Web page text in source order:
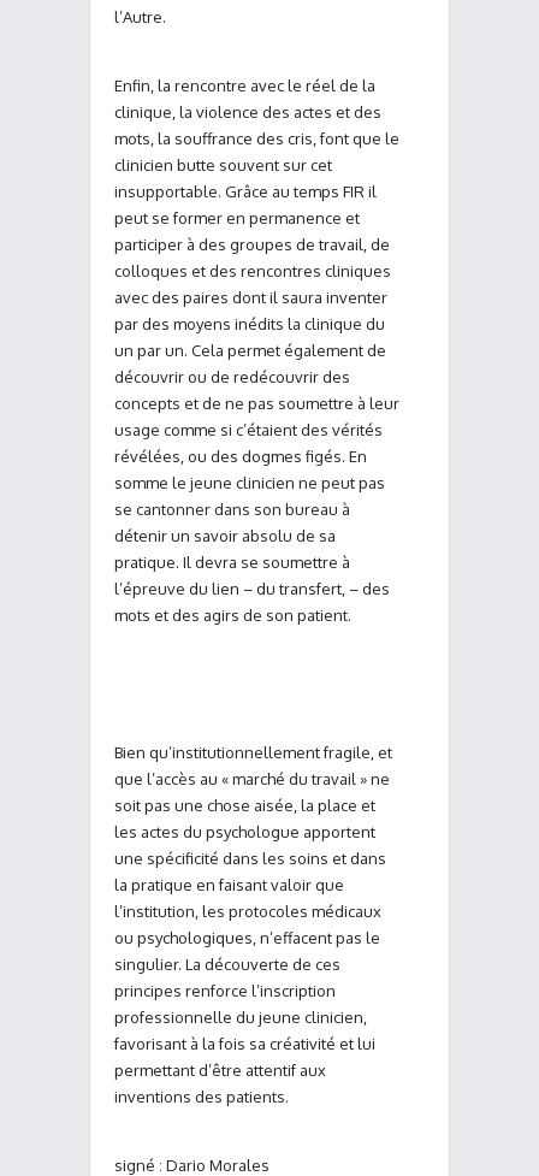
l’Autre.
Enfin, la rencontre avec le réel de la
clinique, la violence des actes et des
mots, la souffrance des cris, font que le
clinicien butte souvent sur cet
insupportable. Grâce au temps FIR il
peut se former en permanence et
participer à des groupes de travail, de
colloques et des rencontres cliniques
avec des paires dont il saura inventer
par des moyens inédits la clinique du
un par un. Cela permet également de
découvrir ou de redécouvrir des
concepts et de ne pas soumettre à leur
usage comme si c’étaient des vérités
révélées, ou des dogmes figés. En
somme le jeune clinicien ne peut pas
se cantonner dans son bureau à
détenir un savoir absolu de sa
pratique. Il devra se soumettre à
l’épreuve du lien – du transfert, – des
mots et des agirs de son patient.
Bien qu’institutionnellement fragile, et
que l’accès au « marché du travail » ne
soit pas une chose aisée, la place et
les actes du psychologue apportent
une spécificité dans les soins et dans
la pratique en faisant valoir que
l’institution, les protocoles médicaux
ou psychologiques, n’effacent pas le
singulier. La découverte de ces
principes renforce l’inscription
professionnelle du jeune clinicien,
favorisant à la fois sa créativité et lui
permettant d’être attentif aux
inventions des patients.
signé : Dario Morales